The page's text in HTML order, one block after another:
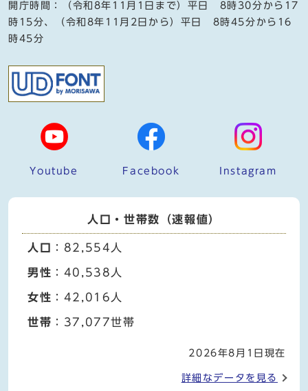
開庁時間：（令和8年11月1日まで）平日 8時30分から17
時15分、（令和8年11月2日から）平日 8時45分から16
時45分
Youtube Facebook Instagram
人口・世帯数（速報値）
人口 ：82,554人
男性 ：40,538人
女性 ：42,016人
世帯 ：37,077世帯
2026年8月1日現在
詳細なデータを見る